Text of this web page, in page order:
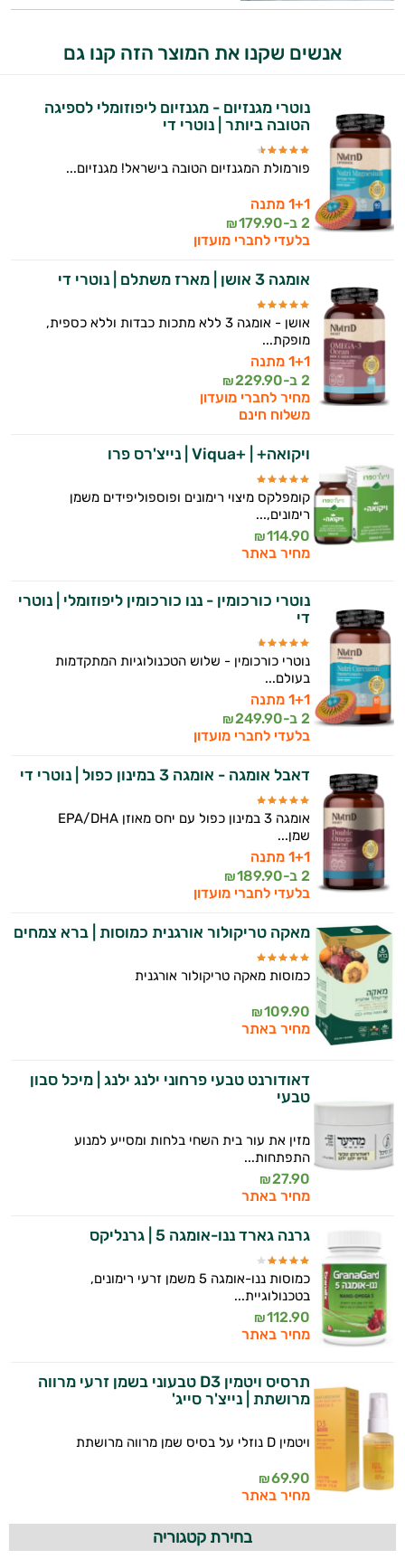
אנשים שקנו את המוצר הזה קנו גם
נוטרי מגנזיום - מגנזיום ליפוזומלי לספיגה
הטובה ביותר | נוטרי די
פורמולת המגנזיום הטובה בישראל! מגנזיום...
1+1 מתנה
2 ב-
179.90
₪
בלעדי לחברי מועדון
אומגה 3 אושן | מארז משתלם | נוטרי די
אושן - אומגה 3 ללא מתכות כבדות וללא כספית,
מופקת...
1+1 מתנה
2 ב-
229.90
₪
מחיר לחברי מועדון
משלוח חינם
ויקואה+ | +Viqua | נייצ'רס פרו
קומפלקס מיצוי רימונים ופוספוליפידים משמן
רימונים,...
114.90
₪
מחיר באתר
נוטרי כורכומין - ננו כורכומין ליפוזומלי | נוטרי
די
נוטרי כורכומין - שלוש הטכנולוגיות המתקדמות
בעולם...
1+1 מתנה
2 ב-
249.90
₪
בלעדי לחברי מועדון
דאבל אומגה - אומגה 3 במינון כפול | נוטרי די
אומגה 3 במינון כפול עם יחס מאוזן EPA/DHA
שמן...
1+1 מתנה
2 ב-
189.90
₪
בלעדי לחברי מועדון
מאקה טריקולור אורגנית כמוסות | ברא צמחים
כמוסות מאקה טריקולור אורגנית
109.90
₪
מחיר באתר
דאודורנט טבעי פרחוני ילנג ילנג | מיכל סבון
טבעי
מזין את עור בית השחי בלחות ומסייע למנוע
התפתחות...
27.90
₪
מחיר באתר
גרנה גארד ננו-אומגה 5 | גרנליקס
כמוסות ננו-אומגה 5 משמן זרעי רימונים,
בטכנולוגיית...
112.90
₪
מחיר באתר
תרסיס ויטמין D3 טבעוני בשמן זרעי מרווה
מרושתת | נייצ'ר סייג'
ויטמין D נוזלי על בסיס שמן מרווה מרושתת
69.90
₪
מחיר באתר
בחירת קטגוריה
ולמצב הגופני שלך, ולהסביר לך אילו רכיבים
המטרה שלי היא להתאים עבורך המלצות
אישיות מבוססות מדעית.
זה הזמן להתחיל. איך אוכל לעזור?